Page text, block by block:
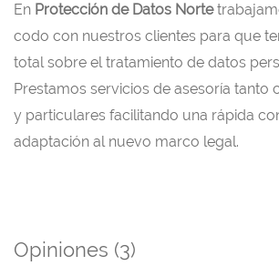
En Protección de Datos Norte
codo con nuestros clientes para que
total sobre el tratamiento de datos
Prestamos servicios de asesoría tanto
y particulares facilitando una rápida
adaptación al nuevo marco legal.
Opiniones (3)